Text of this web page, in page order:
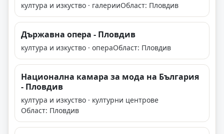
култура и изкуство · галерииОбласт: Пловдив
Държавна опера - Пловдив
култура и изкуство · операОбласт: Пловдив
Национална камара за мода на България
- Пловдив
култура и изкуство · културни центрове
Област: Пловдив